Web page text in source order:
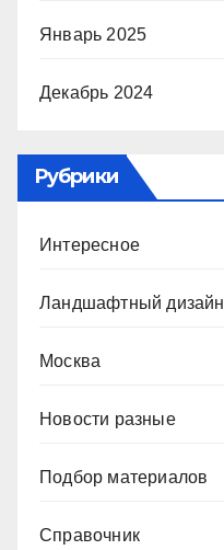
Январь 2025
Декабрь 2024
Рубрики
Интересное
Ландшафтный дизайн
Москва
Новости разные
Подбор материалов
Справочник